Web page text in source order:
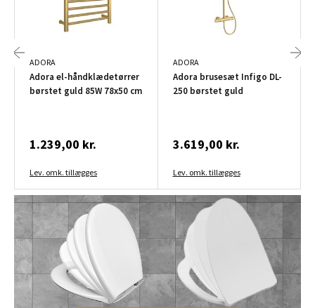
ADORA
Adora el-håndklædetørrer
børstet guld 85W 78x50 cm
1.239,00 kr.
Lev. omk. tillægges
ADORA
Adora brusesæt Infigo DL-
250 børstet guld
3.619,00 kr.
Lev. omk. tillægges